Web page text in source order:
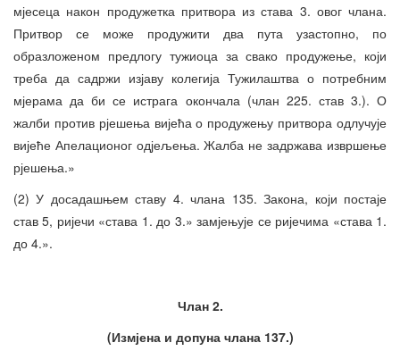
мјесеца након продужетка притвора из става 3. овог члана.
Притвор се може продужити два пута узастопно, по
образложеном предлогу тужиоца за свако продужење, који
треба да садржи изјаву колегија Тужилаштва о потребним
мјерама да би се истрага окончала (члан 225. став 3.). О
жалби против рјешења вијећа о продужењу притвора одлучује
вијеће Апелационог одјељења. Жалба не задржава извршење
рјешења.»
(2) У досадашњем ставу 4. члана 135. Закона, који постаје
став 5, ријечи «става 1. до 3.» замјењује се ријечима «става 1.
до 4.».
Члан 2.
(Измјена и допуна члана 137.)